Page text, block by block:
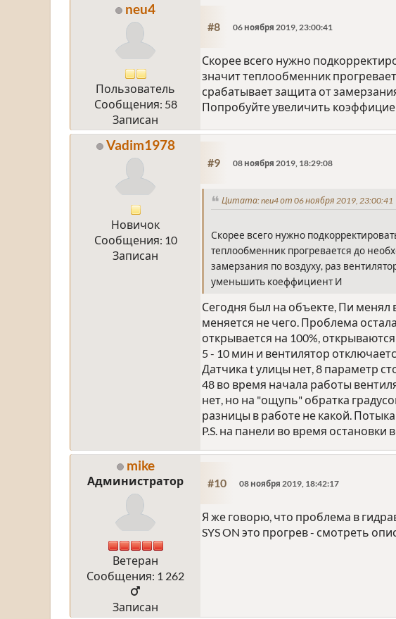
neu4
Пользователь
Сообщения: 58
Записан
#8 06 ноября 2019, 23:00:41
Скорее всего нужно
значит теплообменник
срабатывает защита от
Попробуйте увеличить
Vadim1978
Новичок
Сообщения: 10
Записан
#9 08 ноября 2019, 18:29:08
Цитата: neu4 от 06 ноября 2019, 23:00:41
Скорее всего нужно
теплообменник прогревается до
замерзания по воздуху, раз
уменьшить коеффициент И
Сегодня был на объекте, Пи
меняется не чего. Проблема
открывается на 100%,
5 - 10 мин и вентилятор
Датчика t улицы нет, 8 параметр
48 во время начала работы
нет, но на "ощупь" обратка
разницы в работе не какой.
P.S. на панели во время остановки
mike
Администратор
Ветеран
Сообщения: 1 262
Записан
#10 08 ноября 2019, 18:42:17
Я же говорю, что проблема в
SYS ON это прогрев - смотреть